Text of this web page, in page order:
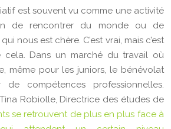
est souvent vu comme une activité
de rencontrer du monde ou de
nous est chère. C’est vrai, mais c’est
cela. Dans un marché du travail où
même pour les juniors, le bénévolat
compétences professionnelles.
Robiolle, Directrice des études de
se retrouvent de plus en plus face à